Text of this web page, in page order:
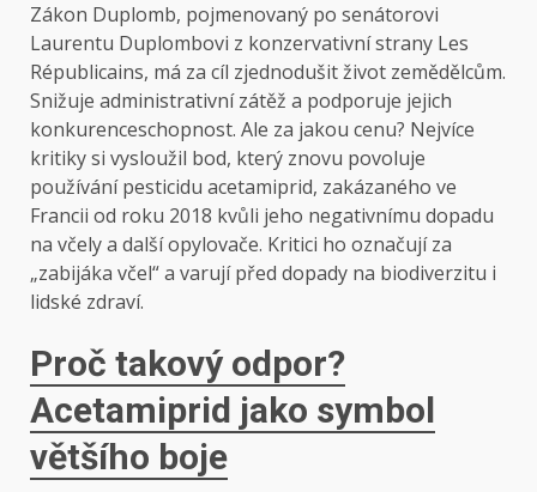
Zákon Duplomb, pojmenovaný po senátorovi
Laurentu Duplombovi z konzervativní strany Les
Républicains, má za cíl zjednodušit život zemědělcům.
Snižuje administrativní zátěž a podporuje jejich
konkurenceschopnost. Ale za jakou cenu? Nejvíce
kritiky si vysloužil bod, který znovu povoluje
používání pesticidu acetamiprid, zakázaného ve
Francii od roku 2018 kvůli jeho negativnímu dopadu
na včely a další opylovače. Kritici ho označují za
„zabijáka včel“ a varují před dopady na biodiverzitu i
lidské zdraví.
Proč takový odpor?
Acetamiprid jako symbol
většího boje